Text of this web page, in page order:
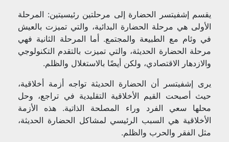
يقسم إشفيتسر الحضارة إلى مرحلتين رئيسيتين: المرحلة
الأولى هي مرحلة الحضارة البدائية، والتي تميزت بالعيش
في وئام مع الطبيعة والمجتمع. أما المرحلة الثانية فهي
مرحلة الحضارة الحديثة، والتي تميزت بالتقدم التكنولوجي
والازدهار الاقتصادي، ولكن أيضًا بالاستغلال والظلم.
يرى إشفيتسر أن الحضارة الحديثة تواجه أزمة أخلاقية،
حيث أصبحت القيم الأخلاقية التقليدية في تراجع، وحل
محلها سعي الفرد وراء المصلحة الذاتية. هذه الأزمة
الأخلاقية هي السبب الرئيسي لمشاكل الحضارة الحديثة،
مثل الفقر والحرب والظلم.